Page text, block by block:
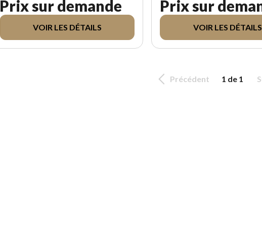
Prix sur demande
VOIR LES DÉTAILS
Prix sur
VOIR LES DÉTAILS
Précédent 1 de 1